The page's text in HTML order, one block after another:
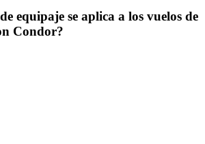
equipaje se aplica a los vuelos de
Condor?